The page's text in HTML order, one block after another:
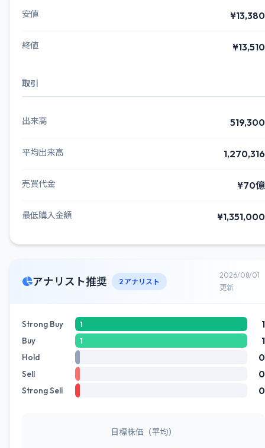
安値 ¥13,380
終値 ¥13,510
取引
出来高 519,300
平均出来高 1,270,316
売買代金 ¥70億
最低購入金額 ¥1,351,000
アナリスト推奨 2 アナリスト
2026/08/01
更新
Strong Buy 1 1
Buy 1 1
Hold 0
Sell 0
Strong Sell 0
目標株価（平均）